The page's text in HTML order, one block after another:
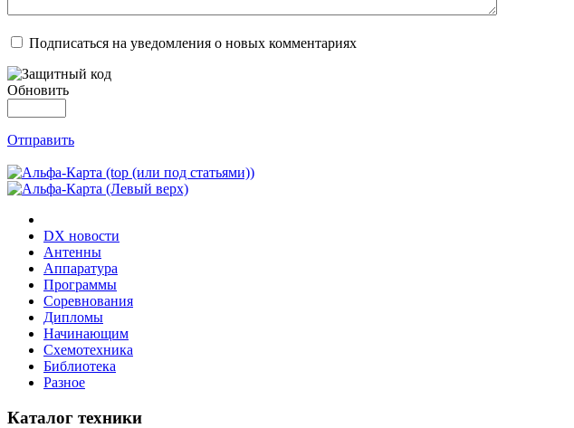
Подписаться на уведомления о новых комментариях
Обновить
Отправить
DX новости
Антенны
Аппаратура
Программы
Соревнования
Дипломы
Начинающим
Схемотехника
Библиотека
Разное
Каталог техники